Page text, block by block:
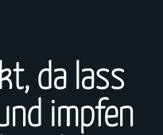
da lass
impfen